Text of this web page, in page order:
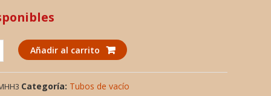
Añadir al carrito
Categoría: Tubos de vacío